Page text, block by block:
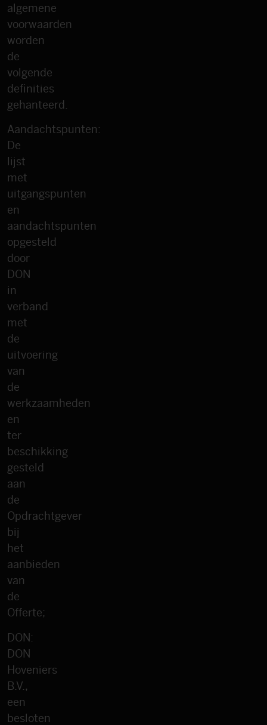
algemene
voorwaarden
worden
de
volgende
definities
gehanteerd.
Aandachtspunten:
De
lijst
met
uitgangspunten
en
aandachtspunten
opgesteld
door
DON
in
verband
met
de
uitvoering
van
de
werkzaamheden
en
ter
beschikking
gesteld
aan
de
Opdrachtgever
bij
het
aanbieden
van
de
Offerte;
DON:
DON
Hoveniers
B.V.,
een
besloten